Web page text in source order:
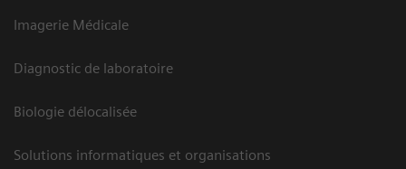
Imagerie Médicale
Diagnostic de laboratoire
Biologie délocalisée
Solutions informatiques et organisations